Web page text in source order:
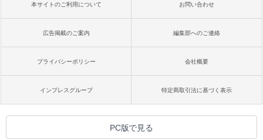
本サイトのご利用について お問い合わせ
広告掲載のご案内 編集部へのご連絡
プライバシーポリシー 会社概要
インプレスグループ 特定商取引法に基づく表示
PC版で見る